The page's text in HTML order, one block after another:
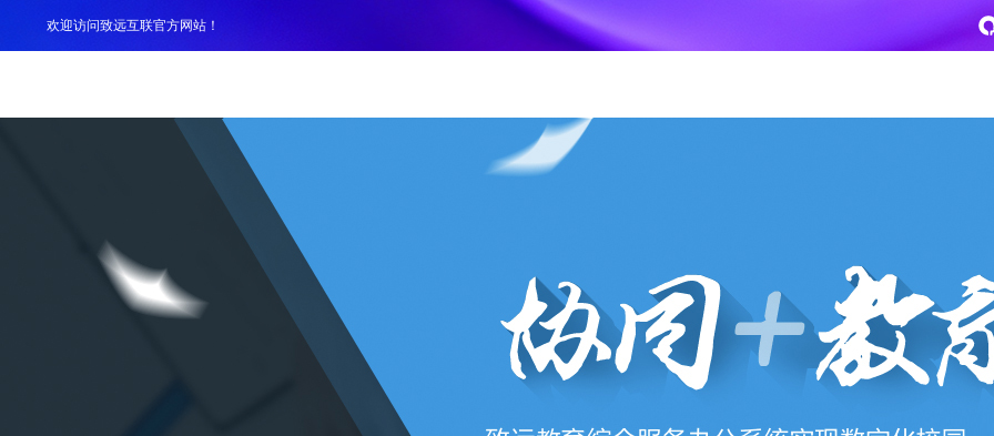
欢迎访问致远互联官方网站！
新一代AI智能体家族
智能知识库
智能创作、问答与辅助审
CoMi Builder
企业级智能体定制平台
CoMi APP
全新的移动智能超级秘书
协同运营与业务创新深度融合
AI智能办公
AI-COP助力协同运营数智
央国企一体化
推动央国企整体数字化转型落地
文事会一体化
多元应用汇聚 数智办公